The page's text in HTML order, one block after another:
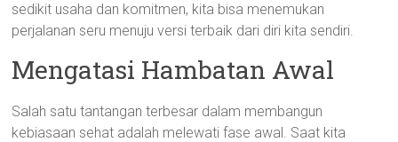
sedikit usaha dan komitmen, kita bisa menemukan
perjalanan seru menuju versi terbaik dari diri kita sendiri.
Mengatasi Hambatan Awal
Salah satu tantangan terbesar dalam membangun
kebiasaan sehat adalah melewati fase awal. Saat kita